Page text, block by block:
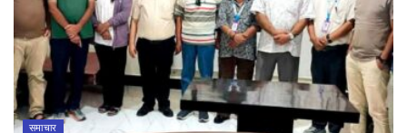
समाचार